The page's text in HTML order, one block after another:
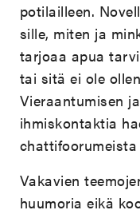
potilailleen.
sille, miten ja
tarjoaa apua
tai sitä ei ole
Vieraantumisen
ihmiskontaktia
Vakavien
huumoria eikä